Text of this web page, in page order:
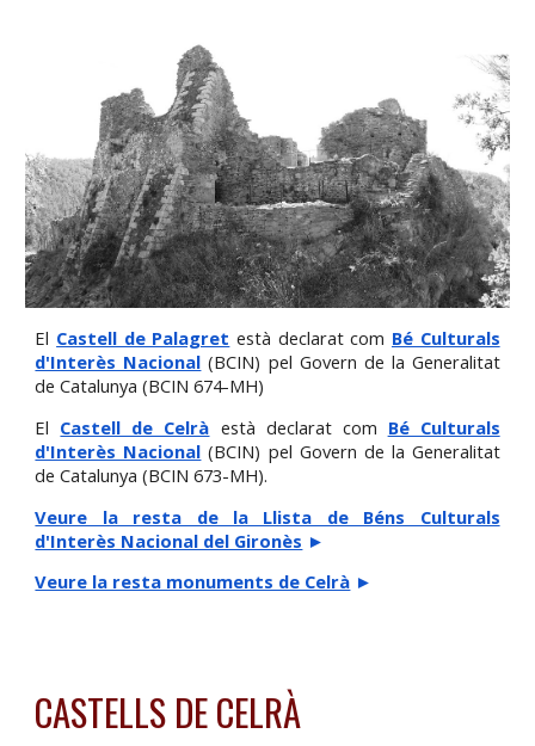
El Castell de Palagret està declarat com Bé Culturals
d'Interès Nacional (BCIN) pel Govern de la Generalitat
de Catalunya (BCIN 674-MH)
El Castell de Celrà està declarat com Bé Culturals
d'Interès Nacional (BCIN) pel Govern de la Generalitat
de Catalunya (BCIN 673-MH).
Veure la resta de la Llista de Béns Culturals
d'Interès Nacional del Gironès ►
Veure la resta monuments de Celrà ►
CASTELLS DE CELRÀ